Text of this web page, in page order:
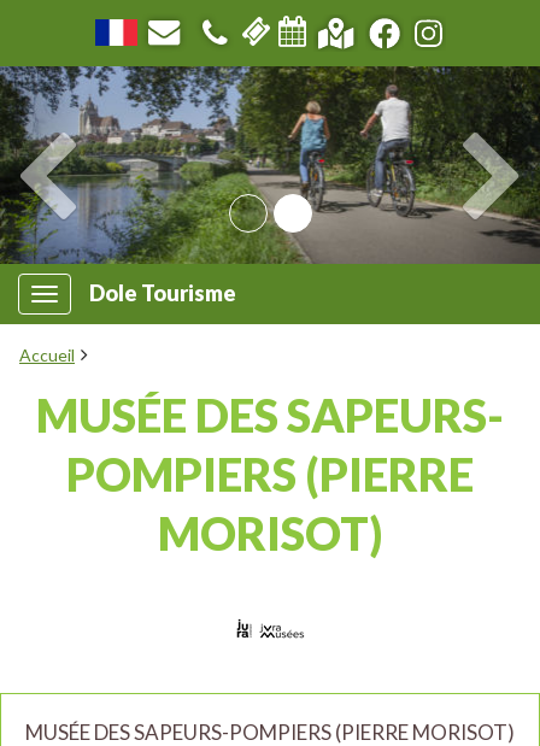
Dole Tourisme
Accueil
MUSÉE DES SAPEURS-
POMPIERS (PIERRE
MORISOT)
MUSÉE DES SAPEURS-POMPIERS (PIERRE MORISOT)